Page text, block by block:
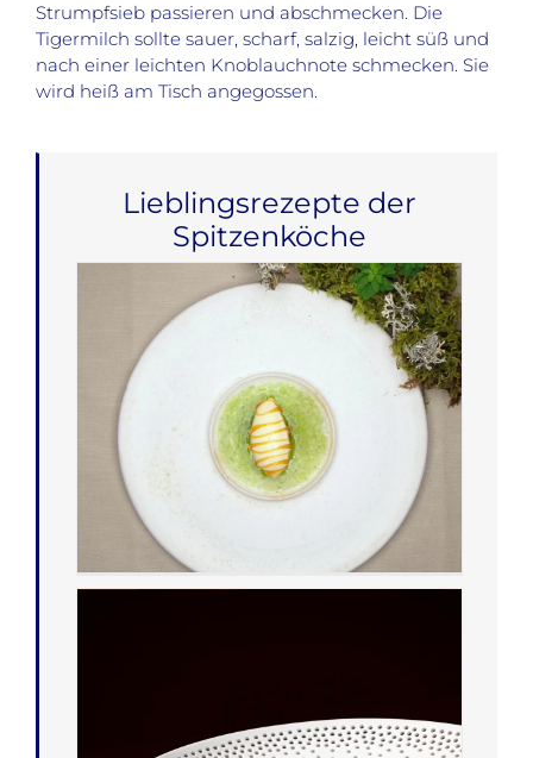
Strumpfsieb passieren und abschmecken. Die
Tigermilch sollte sauer, scharf, salzig, leicht süß und
nach einer leichten Knoblauchnote schmecken. Sie
wird heiß am Tisch angegossen.
Lieblingsrezepte der
Spitzenköche